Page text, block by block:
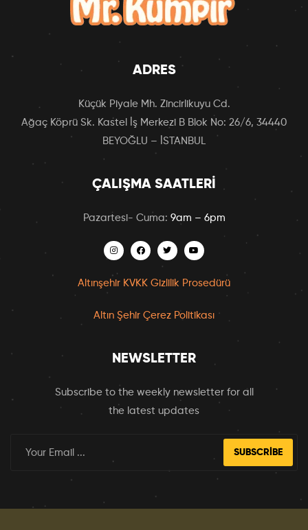
ADRES
Küçük Piyale Mh. Zincirlikuyu Cd.
Ağaç Köprü Sk. Kastel İş Merkezi B Blok No: 26/6, 34440
BEYOĞLU – İSTANBUL
ÇALIŞMA SAATLERI
Pazartesi- Cuma: 9am – 6pm
Altınşehir KVKK Gizlilik Prosedürü
Altın Şehir Çerez Politikası
NEWSLETTER
Subscribe to the weekly newsletter for all
the latest updates
SUBSCRIBE